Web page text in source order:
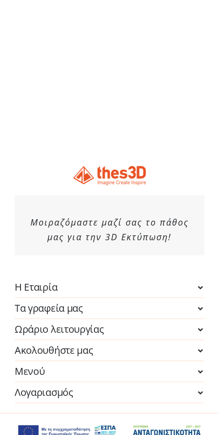
Μοιραζόμαστε μαζί σας το πάθος
μας για την 3D Εκτύπωση!
Η Εταιρία
Τα γραφεία μας
Ωράριο λειτουργίας
Ακολουθήστε μας
Μενού
Λογαριασμός